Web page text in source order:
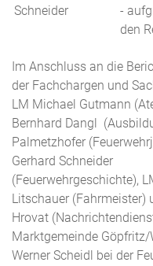
Schneider
-
den
Im Anschluss an die
der Fachchargen und
LM Michael Gutmann
Bernhard Dangl
Palmetzhofer
Gerhard Schneider
(Feuerwehrgeschichte),
Litschauer (Fahrmeister)
Hrovat
Marktgemeinde
Werner Scheidl bei der